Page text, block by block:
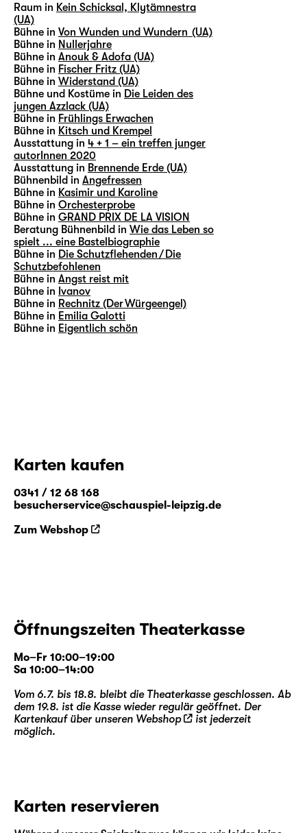
Raum in Kein Schicksal, Klytämnestra
(UA)
Bühne in Von Wunden und Wundern (UA)
Bühne in Nullerjahre
Bühne in Anouk & Adofa (UA)
Bühne in Fischer Fritz (UA)
Bühne in Widerstand (UA)
Bühne und Kostüme in Die Leiden des
jungen Azzlack (UA)
Bühne in Frühlings Erwachen
Bühne in Kitsch und Krempel
Ausstattung in 4 + 1 – ein treffen junger
autorInnen 2020
Ausstattung in Brennende Erde (UA)
Bühnenbild in Angefressen
Bühne in Kasimir und Karoline
Bühne in Orchesterprobe
Bühne in GRAND PRIX DE LA VISION
Beratung Bühnenbild in Wie das Leben so
spielt ... eine Bastelbiographie
Bühne in Die Schutzflehenden / Die
Schutzbefohlenen
Bühne in Angst reist mit
Bühne in Ivanov
Bühne in Rechnitz (Der Würgeengel)
Bühne in Emilia Galotti
Bühne in Eigentlich schön
Karten kaufen
0341 / 12 68 168
besucherservice@schauspiel-leipzig.de
Zum Webshop
Öffnungszeiten Theaterkasse
Mo–Fr 10:00–19:00
Sa 10:00–14:00
Vom 6.7. bis 18.8. bleibt die Theaterkasse geschlossen. Ab
dem 19.8. ist die Kasse wieder regulär geöffnet. Der
Kartenkauf über unseren Webshop
ist jederzeit
möglich.
Karten reservieren